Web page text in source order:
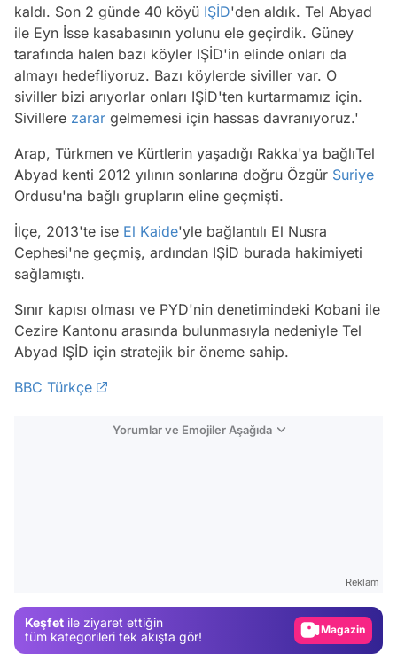
kaldı. Son 2 günde 40 köyü IŞİD'den aldık. Tel Abyad
ile Eyn İsse kasabasının yolunu ele geçirdik. Güney
tarafında halen bazı köyler IŞİD'in elinde onları da
almayı hedefliyoruz. Bazı köylerde siviller var. O
siviller bizi arıyorlar onları IŞİD'ten kurtarmamız için.
Sivillere zarar gelmemesi için hassas davranıyoruz.'
Arap, Türkmen ve Kürtlerin yaşadığı Rakka'ya bağlıTel
Abyad kenti 2012 yılının sonlarına doğru Özgür Suriye
Ordusu'na bağlı grupların eline geçmişti.
İlçe, 2013'te ise El Kaide'yle bağlantılı El Nusra
Cephesi'ne geçmiş, ardından IŞİD burada hakimiyeti
sağlamıştı.
Sınır kapısı olması ve PYD'nin denetimindeki Kobani ile
Cezire Kantonu arasında bulunmasıyla nedeniyle Tel
Abyad IŞİD için stratejik bir öneme sahip.
BBC Türkçe
Yorumlar ve Emojiler Aşağıda
Reklam
Keşfet ile ziyaret ettiğin
tüm kategorileri tek akışta gör!
Video